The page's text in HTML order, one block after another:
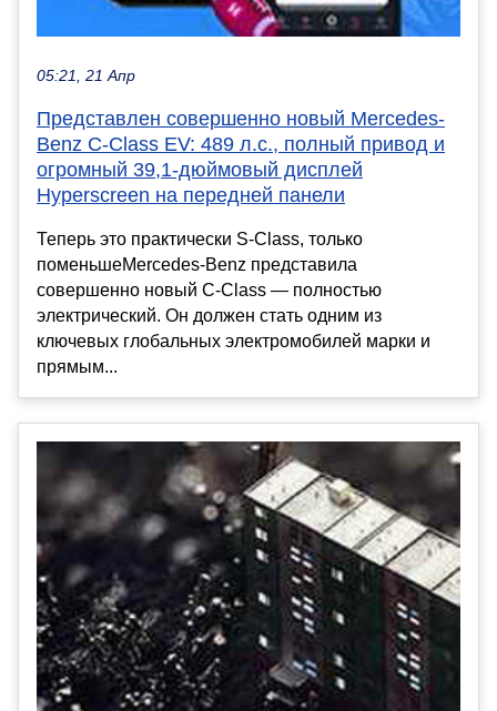
05:21, 21 Апр
Представлен совершенно новый Mercedes-
Benz C-Class EV: 489 л.с., полный привод и
огромный 39,1-дюймовый дисплей
Hyperscreen на передней панели
Теперь это практически S-Class, только
поменьшеMercedes-Benz представила
совершенно новый C-Class — полностью
электрический. Он должен стать одним из
ключевых глобальных электромобилей марки и
прямым...